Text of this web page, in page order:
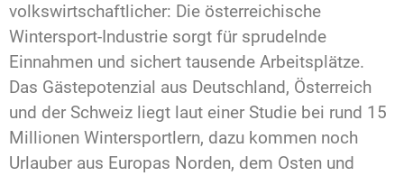
volkswirtschaftlicher: Die österreichische
Wintersport-Industrie sorgt für sprudelnde
Einnahmen und sichert tausende Arbeitsplätze.
Das Gästepotenzial aus Deutschland, Österreich
und der Schweiz liegt laut einer Studie bei rund 15
Millionen Wintersportlern, dazu kommen noch
Urlauber aus Europas Norden, dem Osten und